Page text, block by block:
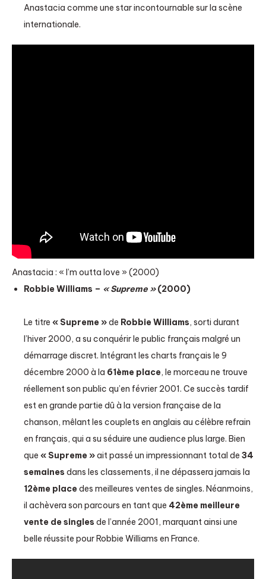
Anastacia comme une star incontournable sur la scène
internationale.
Anastacia : « I’m outta love » (2000)
Robbie Williams – « Supreme »(2000)
Le titre « Supreme »de Robbie Williams, sorti durant
l’hiver 2000, a su conquérir le public français malgré un
démarrage discret. Intégrant les charts français le 9
décembre 2000 à la 61ème place, le morceau ne trouve
réellement son public qu’en février 2001. Ce succès tardif
est en grande partie dû à la version française de la
chanson, mêlant les couplets en anglais au célèbre refrain
en français, qui a su séduire une audience plus large. Bien
que « Supreme »ait passé un impressionnant total de 34
semaines dans les classements, il ne dépassera jamais la
12ème placedes meilleures ventes de singles. Néanmoins,
il achèvera son parcours en tant que 42ème meilleure
vente de singles de l’année 2001, marquant ainsi une
belle réussite pour Robbie Williams en France.